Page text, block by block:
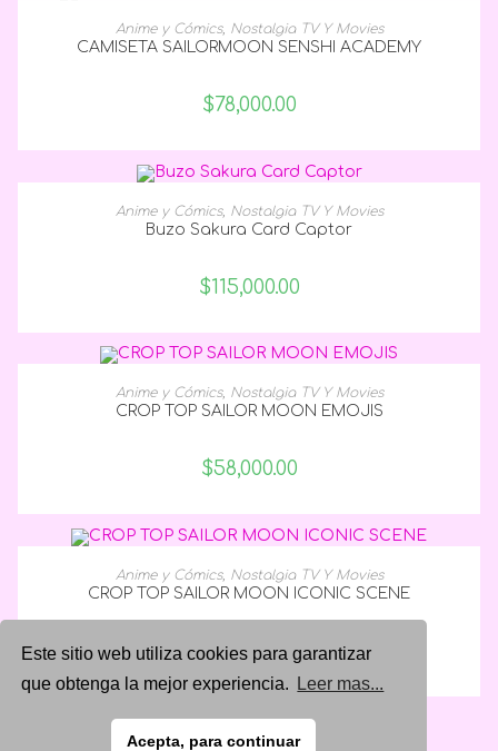
Este sitio web utiliza cookies para garantizar
que obtenga la mejor experiencia.
Leer mas...
Acepta, para continuar
SELECCIONAR OPCIONES
Anime y Cómics, Nostalgia TV Y Movies
CAMISETA SAILORMOON SENSHI ACADEMY
$78,000.00
SELECCIONAR OPCIONES
Anime y Cómics, Nostalgia TV Y Movies
Buzo Sakura Card Captor
$115,000.00
SELECCIONAR OPCIONES
Anime y Cómics, Nostalgia TV Y Movies
CROP TOP SAILOR MOON EMOJIS
$58,000.00
SELECCIONAR OPCIONES
Anime y Cómics, Nostalgia TV Y Movies
CROP TOP SAILOR MOON ICONIC SCENE
$58,000.00